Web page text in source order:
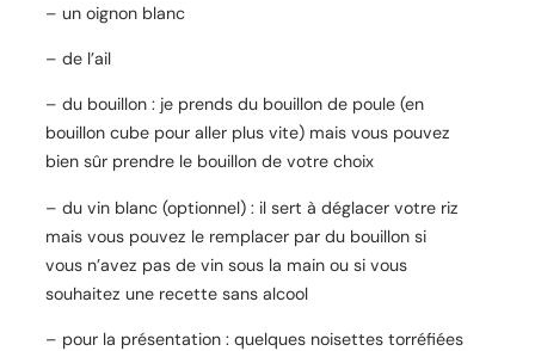
– un oignon blanc
– de l’ail
– du bouillon : je prends du bouillon de poule (en
bouillon cube pour aller plus vite) mais vous pouvez
bien sûr prendre le bouillon de votre choix
– du vin blanc (optionnel) : il sert à déglacer votre riz
mais vous pouvez le remplacer par du bouillon si
vous n’avez pas de vin sous la main ou si vous
souhaitez une recette sans alcool
– pour la présentation : quelques noisettes torréfiées